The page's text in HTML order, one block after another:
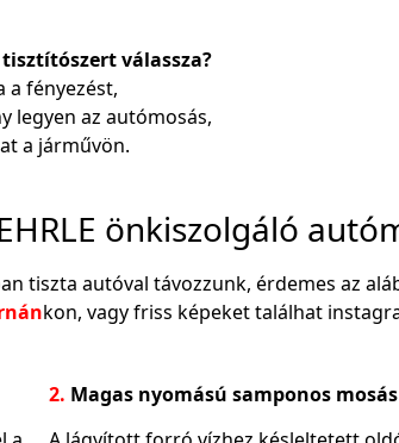
tisztítószert válassza?
a fényezést,
legyen az autómosás,
a járművön.
önkiszolgáló
tiszta autóval távozzunk, érdemes az
kon, vagy friss képeket találhat
2. Magas nyomású samponos mosás